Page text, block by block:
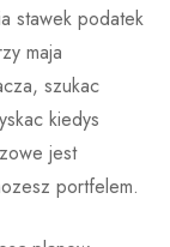
stawek podatek
maja
szukac
kiedys
jest
portfelem.